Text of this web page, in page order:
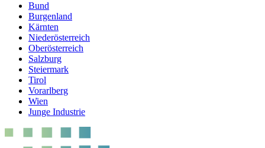
Bund
Burgenland
Kärnten
Niederösterreich
Oberösterreich
Salzburg
Steiermark
Tirol
Vorarlberg
Wien
Junge Industrie